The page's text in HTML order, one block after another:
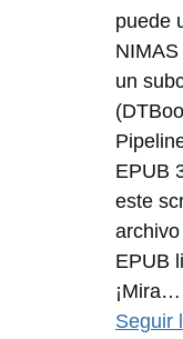
puede
un
EPUB
este
EPUB
¡Mira…
Seguir